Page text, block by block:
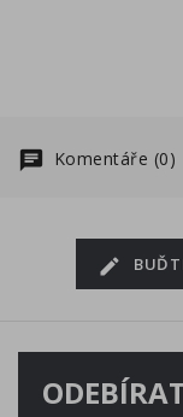
Komentáře (0)